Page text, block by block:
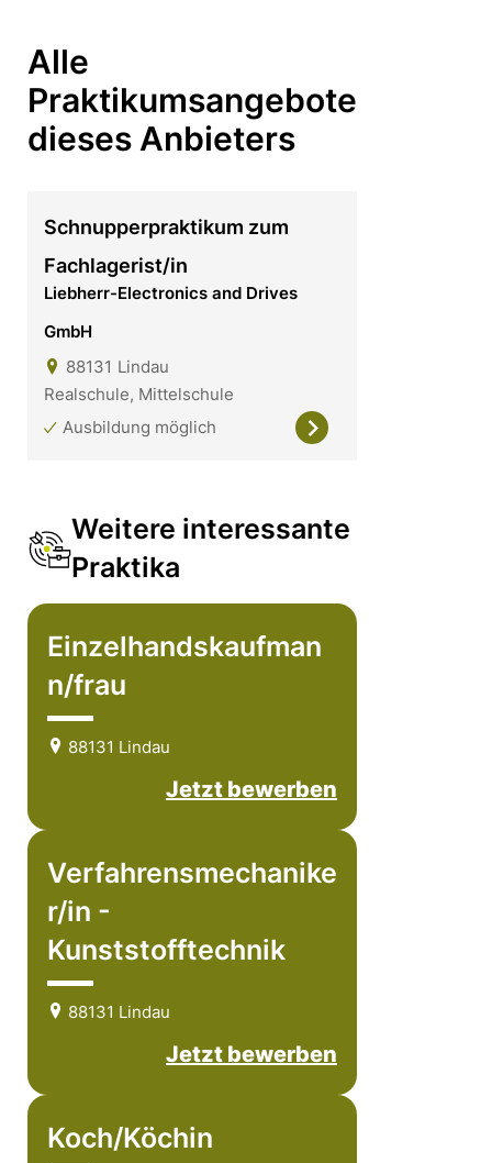
Alle
Praktikumsangebote
dieses Anbieters
Schnupperpraktikum zum
Fachlagerist/in
Liebherr-Electronics and Drives
GmbH
88131 Lindau
Realschule, Mittelschule
Ausbildung möglich
Weitere interessante
Praktika
Einzelhandskaufman
n/frau
88131 Lindau
Jetzt bewerben
Verfahrensmechanike
r/in -
Kunststofftechnik
88131 Lindau
Jetzt bewerben
Koch/Köchin